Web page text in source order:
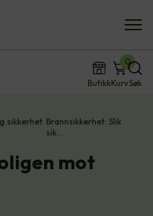
ButikkKurv
0
Søk
sikkerhet Brannsikkerhet: Slik
sik…
mot